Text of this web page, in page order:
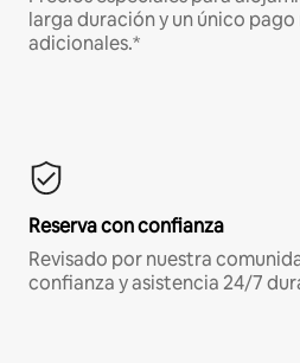
larga duración y un único pago
adicionales.*
Reserva con confianza
Revisado por nuestra
confianza y asistencia 24/7